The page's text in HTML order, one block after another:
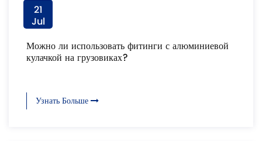
21
Jul
Можно ли использовать фитинги с алюминиевой
кулачкой на грузовиках?
Узнать Больше